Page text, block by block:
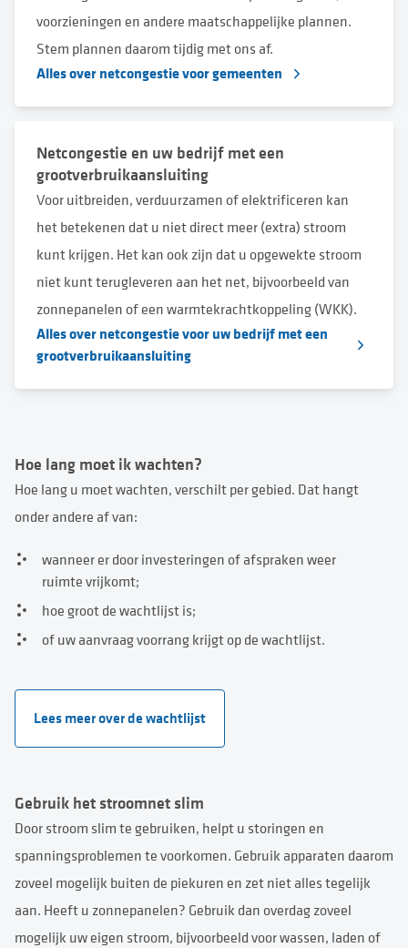
voorzieningen en andere maatschappelijke plannen.
Stem plannen daarom tijdig met ons af.
Alles over netcongestie voor gemeenten
Netcongestie en uw bedrijf met een
grootverbruikaansluiting
Voor uitbreiden, verduurzamen of elektrificeren kan
het betekenen dat u niet direct meer (extra) stroom
kunt krijgen. Het kan ook zijn dat u opgewekte stroom
niet kunt terugleveren aan het net, bijvoorbeeld van
zonnepanelen of een warmtekrachtkoppeling (WKK).
Alles over netcongestie voor uw bedrijf met een
grootverbruikaansluiting
Hoe lang moet ikwachten?
Hoe lang u moet wachten, verschilt per gebied. Dat hangt
onder andere af van:
wanneer er door investeringen of afspraken weer
ruimte vrijkomt;
hoe groot de wachtlijst is;
of uw aanvraag voorrang krijgt op de wachtlijst.
Lees meer over de wachtlijst
Gebruik het stroomnet slim
Door stroom slim te gebruiken, helpt u storingen en
spanningsproblemen te voorkomen. Gebruik apparaten daarom
zoveel mogelijk buiten de piekuren en zet niet alles tegelijk
aan. Heeft u zonnepanelen? Gebruik dan overdag zoveel
mogelijk uw eigen stroom, bijvoorbeeld voor wassen, laden of